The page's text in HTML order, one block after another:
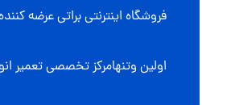
فروشگاه اینترنتی براتی عرضه
اولین وتنهامرکز تخصصی تعمیر